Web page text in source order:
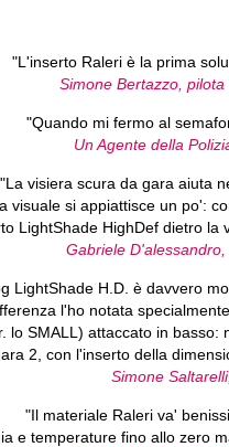
"L'inserto Raleri è la prima
Simone Bertazzo,
"Quando mi fermo al
Un Agente della
"La visiera scura da gara aiuta
visuale si appiattisce un po':
LightShade HighDef dietro la
Gabriele
LightShade H.D. è davvero
l'ho notata
lo SMALL) attaccato in basso:
2, con l'inserto della
Simone
"Il materiale Raleri va'
e temperature fino allo zero